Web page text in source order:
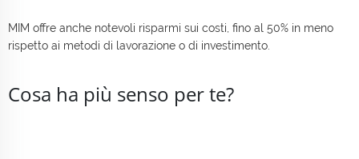
MIM offre anche notevoli risparmi sui costi, fino al 50% in meno
rispetto ai metodi di lavorazione o di investimento.
Cosa ha più senso per te?